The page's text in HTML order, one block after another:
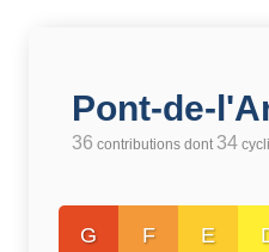
Pont-de-
36 contributions dont 34
G F E